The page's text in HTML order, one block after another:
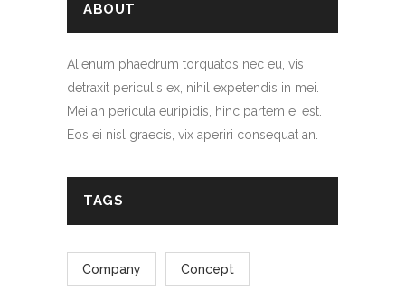
ABOUT
Alienum phaedrum torquatos nec eu, vis
detraxit periculis ex, nihil expetendis in mei.
Mei an pericula euripidis, hinc partem ei est.
Eos ei nisl graecis, vix aperiri consequat an.
TAGS
Company Concept